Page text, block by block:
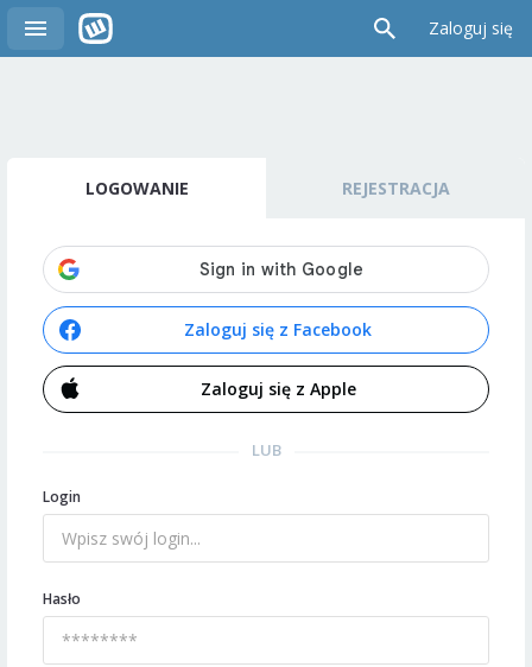
Zaloguj się
LOGOWANIE REJESTRACJA
Zaloguj się z Facebook
Zaloguj się z Apple
LUB
Login
Hasło